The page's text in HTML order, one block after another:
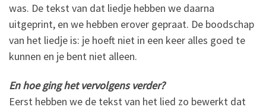
was. De tekst van dat liedje hebben we daarna
uitgeprint, en we hebben erover gepraat. De boodschap
van het liedje is: je hoeft niet in een keer alles goed te
kunnen en je bent niet alleen.
En hoe ging het vervolgens verder?
Eerst hebben we de tekst van het lied zo bewerkt dat